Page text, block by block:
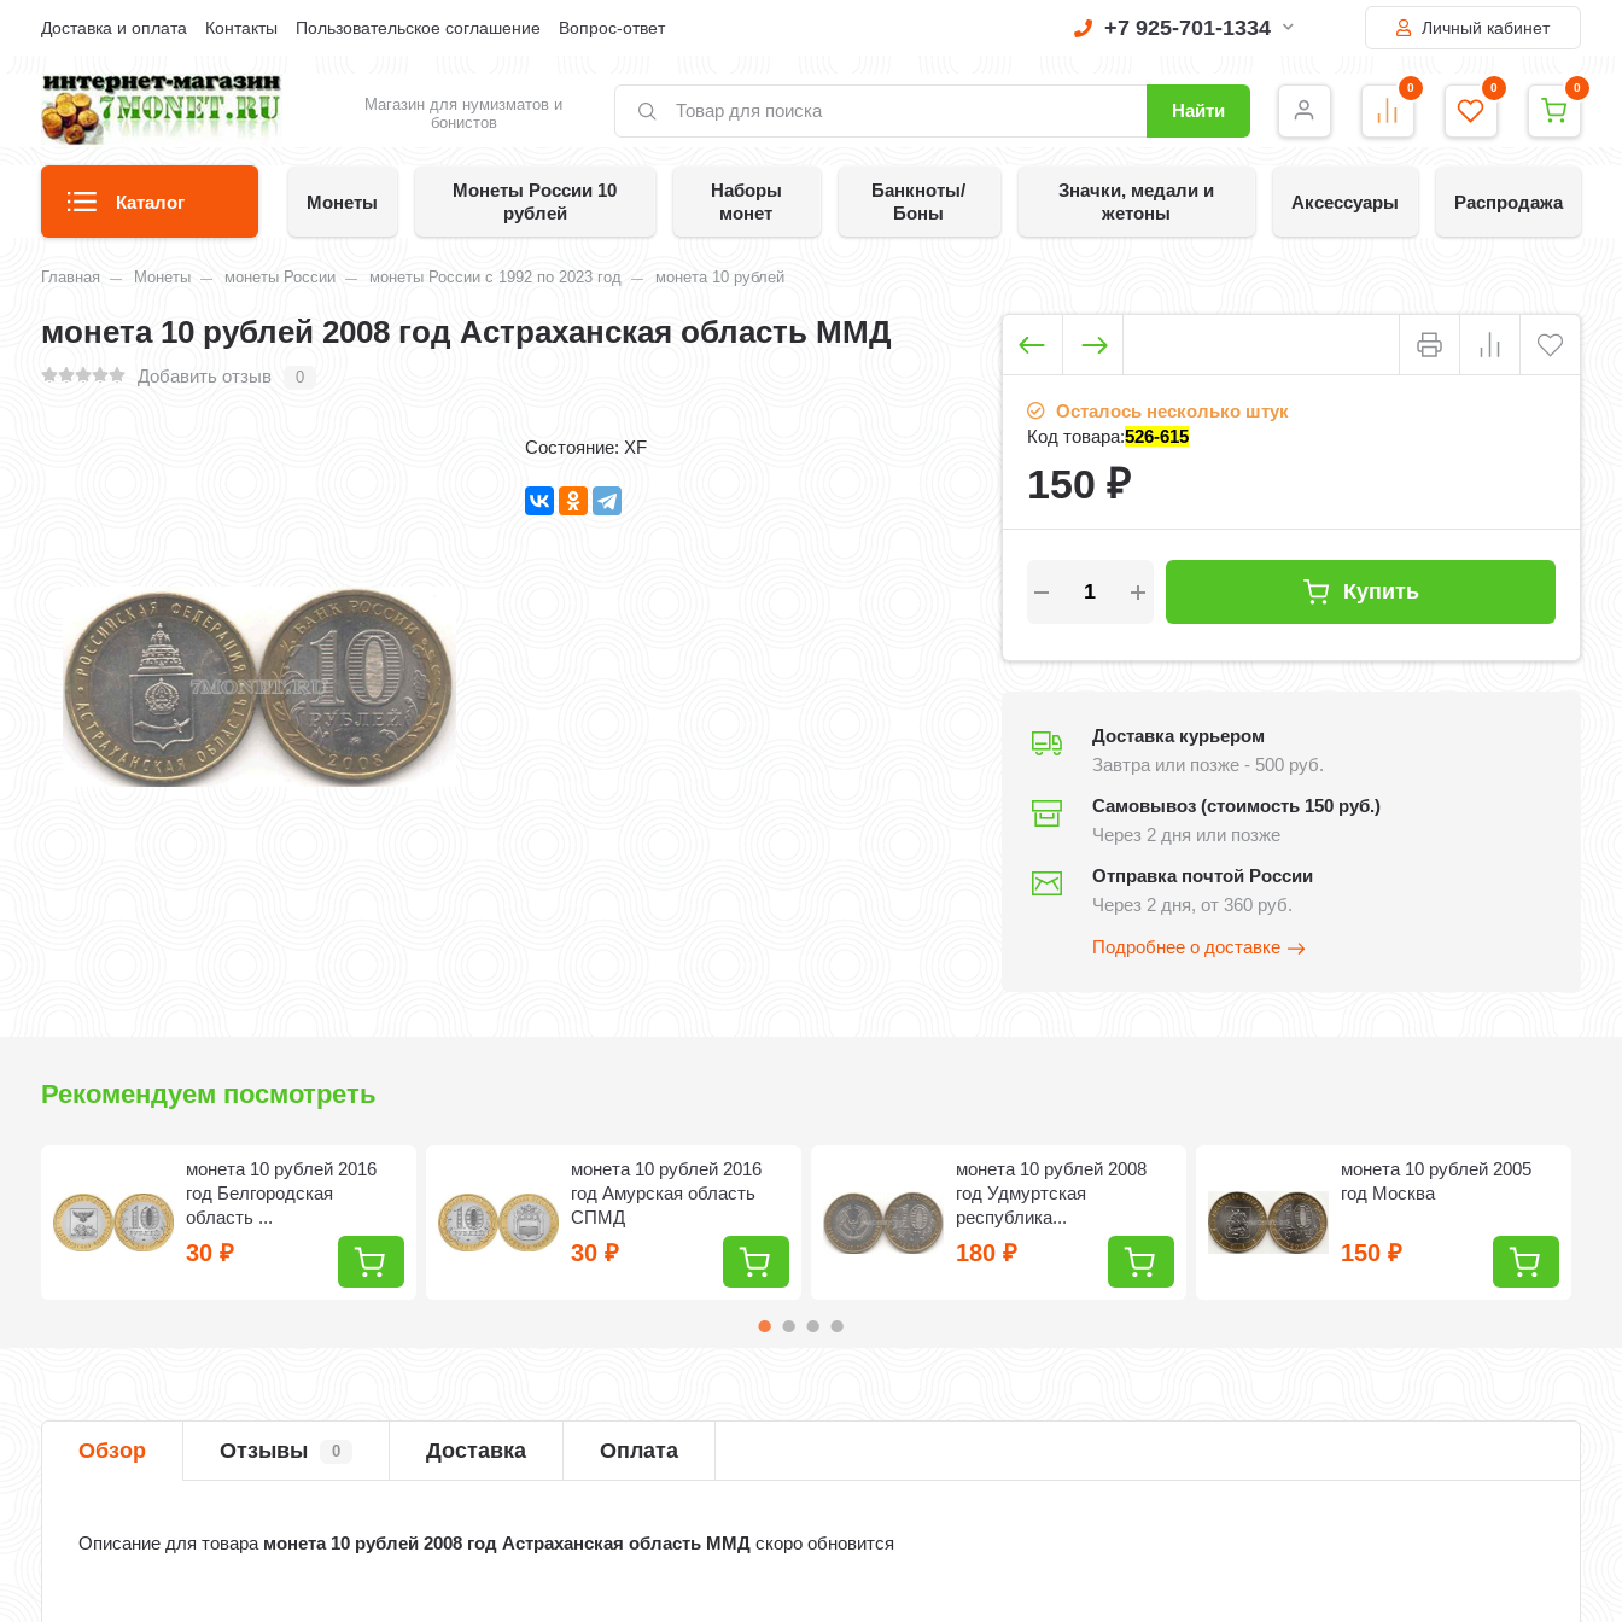
Доставка и оплата Контакты Пользовательское соглашение Вопрос-ответ +7 925-701-1334 Личный кабинет
Магазин для нумизматов и
бонистов
Найти
0 0 0
Каталог Монеты
Монеты России 10
рублей
Наборы
монет
Банкноты/
Боны
Значки, медали и
жетоны
Аксессуары Распродажа
Главная Монеты монеты России монеты России с 1992 по 2023 год монета 10 рублей
монета 10 рублей 2008 год Астраханская область ММД
Добавить отзыв 0
Состояние: XF
Осталось несколько штук
Код товара:526-615
150 ₽
Купить
Доставка курьером
Завтра или позже - 500 руб.
Самовывоз (стоимость 150 руб.)
Через 2 дня или позже
Отправка почтой России
Через 2 дня, от 360 руб.
Подробнее о доставке
Рекомендуем посмотреть
монета 10 рублей 2016
год Белгородская
область ...
30₽
монета 10 рублей 2016
год Амурская область
СПМД
30₽
монета 10 рублей 2008
год Удмуртская
республика...
180₽
монета 10 рублей 2005
год Москва
150₽
Обзор Отзывы 0 Доставка Оплата
Описание для товара монета 10 рублей 2008 год Астраханская область ММД скоро обновится